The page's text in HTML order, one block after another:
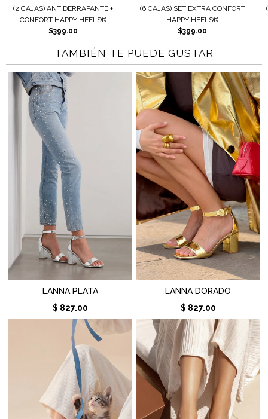
ANTIDERRAPANTE +
HAPPY HEELS®
(6 CAJAS) SET EXTRA CONFORT
HAPPY HEELS®
(2 CAJAS)
TAMBIÉN TE PUEDE GUSTAR
LANNA PLATA
$ 827.00
LANNA DORADO
$ 827.00